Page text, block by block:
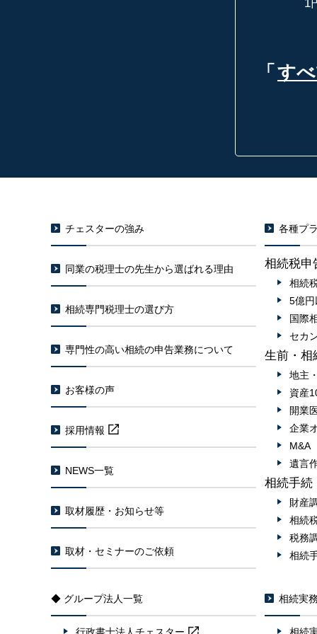
1
「 す
チェスターの強み
同業の税理士の先生から選ばれる理由
相続専門税理士の選び方
専門性の高い相続の申告業務について
お客様の声
採用情報
NEWS一覧
取材履歴・お知らせ等
取材・セミナーのご依頼
各種プ
相続税申
相続
5億
国際
セカ
生前・相
地主
資産
開業
企業
M&A
遺言
相続手続
財産
相続
税務
相続
◆ グループ法人一覧 相続実